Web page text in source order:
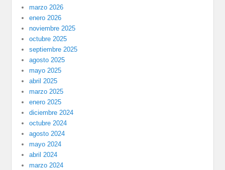
marzo 2026
enero 2026
noviembre 2025
octubre 2025
septiembre 2025
agosto 2025
mayo 2025
abril 2025
marzo 2025
enero 2025
diciembre 2024
octubre 2024
agosto 2024
mayo 2024
abril 2024
marzo 2024